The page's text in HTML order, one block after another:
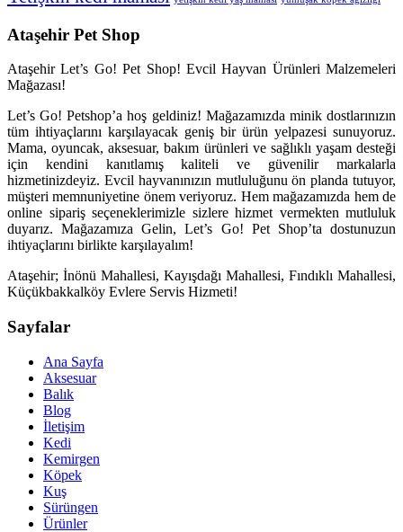
Ataşehir Pet Shop
Ataşehir Let’s Go! Pet Shop! Evcil Hayvan Ürünleri Malzemeleri
Mağazası!
Let’s Go! Petshop’a hoş geldiniz! Mağazamızda minik dostlarınızın
tüm ihtiyaçlarını karşılayacak geniş bir ürün yelpazesi sunuyoruz.
Mama, oyuncak, aksesuar, bakım ürünleri ve sağlıklı yaşam desteği
için kendini kanıtlamış kaliteli ve güvenilir markalarla
hizmetinizdeyiz. Evcil hayvanınızın mutluluğunu ön planda tutuyor,
müşteri memnuniyetine önem veriyoruz. Hem mağazamızda hem de
online sipariş seçeneklerimizle sizlere hizmet vermekten mutluluk
duyarız. Mağazamıza Gelin, Let’s Go! Pet Shop’ta dostunuzun
ihtiyaçlarını birlikte karşılayalım!
Ataşehir; İnönü Mahallesi, Kayışdağı Mahallesi, Fındıklı Mahallesi,
Küçükbakkalköy Evlere Servis Hizmeti!
Sayfalar
Ana Sayfa
Aksesuar
Balık
Blog
İletişim
Kedi
Kemirgen
Köpek
Kuş
Sürüngen
Ürünler